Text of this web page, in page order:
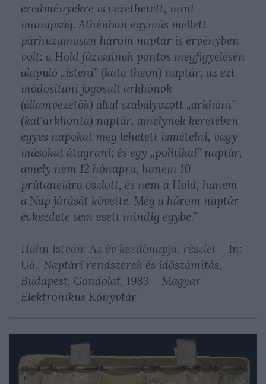
eredményekre is vezethetett, mint
manapság. Athénban egymás mellett
párhuzamosan három naptár is érvényben
volt: a Hold fázisainak pontos megfigyelésén
alapuló „isteni” (kata theon) naptár; az ezt
módosítani jogosult arkhónok
(államvezetők) által szabályozott „arkhóni”
(kat'arkhonta) naptár, amelynek keretében
egyes napokat meg lehetett ismételni, vagy
másokat átugrani; és egy „politikai” naptár,
amely nem 12 hónapra, hanem 10
prütaneiára oszlott, és nem a Hold, hanem
a Nap járását követte. Még a három naptár
évkezdete sem esett mindig egybe.”
Hahn István: Az év kezdőnapja, részlet – In:
Uő.: Naptári rendszerek és időszámítás,
Budapest, Gondolat, 1983 – Magyar
Elektronikus Könyvtár